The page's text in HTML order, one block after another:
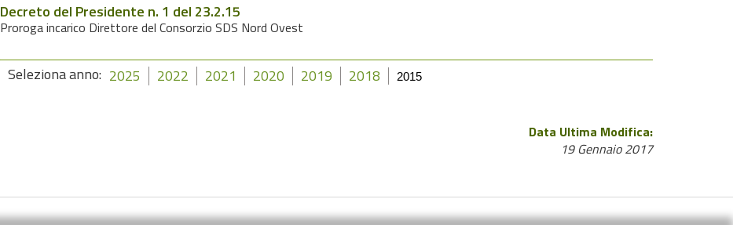
Decreto del Presidente n. 1 del 23.2.15
Proroga incarico Direttore del Consorzio SDS Nord Ovest
Seleziona anno: 2025 2022 2021 2020 2019 2018 2015
Data Ultima Modifica:
19 Gennaio 2017